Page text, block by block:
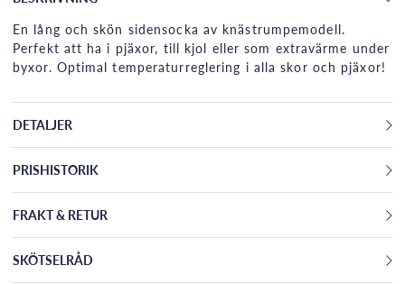
En lång och skön sidensocka av knästrumpemodell.
Perfekt att ha i pjäxor, till kjol eller som extravärme under
byxor. Optimal temperaturreglering i alla skor och pjäxor!
DETALJER
PRISHISTORIK
FRAKT & RETUR
SKÖTSELRÅD